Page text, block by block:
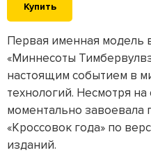
Купить
Первая именная модель
«Миннесоты
настоящим событием в
технологий. Несмотря на
моментально завоевала
«Кроссовок года» по
изданий.